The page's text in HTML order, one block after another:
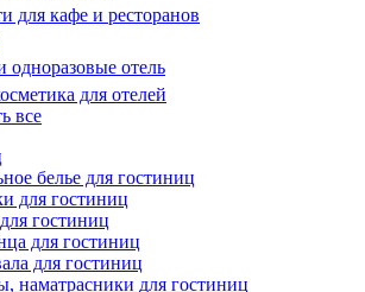
для кафе и ресторанов
одноразовые отель
для отелей
все
белье для гостиниц
для гостиниц
гостиниц
для гостиниц
для гостиниц
наматрасники для гостиниц